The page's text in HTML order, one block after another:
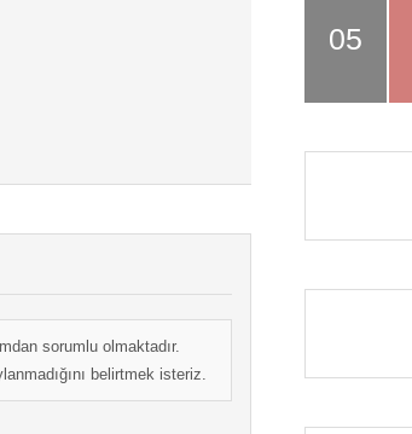
sorumlu olmaktadır.
belirtmek isteriz.